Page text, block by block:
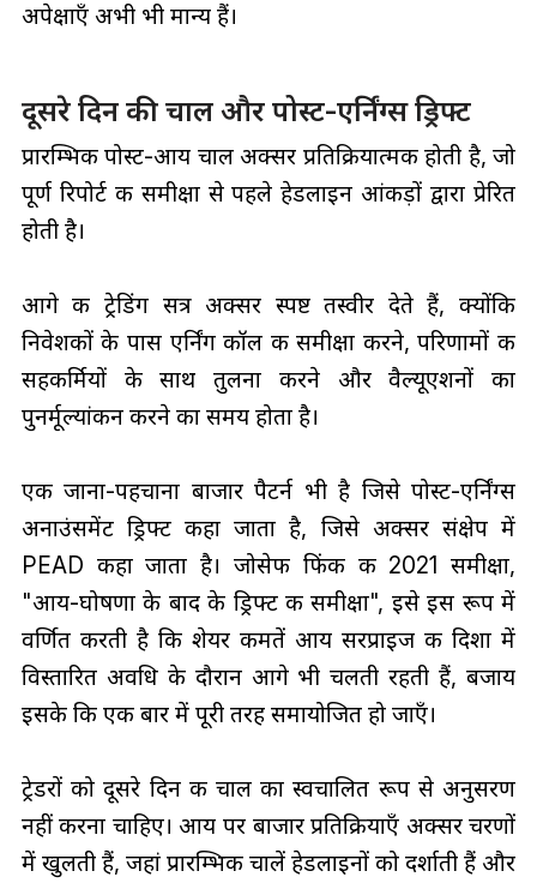
अपेक्षाएँ अभी भी मान्य हैं।
दूसरे दिन की चाल और पोस्ट-एर्निंग्स ड्रिफ्ट
प्रारम्भिक पोस्ट-आय चाल अक्सर प्रतिक्रियात्मक होती है, जो
पूर्ण रिपोर्ट की समीक्षा से पहले हेडलाइन आंकड़ों द्वारा प्रेरित
होती है।
आगे की ट्रेडिंग सत्र अक्सर स्पष्ट तस्वीर देते हैं, क्योंकि
निवेशकों के पास एर्निंग कॉल की समीक्षा करने, परिणामों की
सहकर्मियों के साथ तुलना करने और वैल्यूएशनों का
पुनर्मूल्यांकन करने का समय होता है।
एक जाना-पहचाना बाजार पैटर्न भी है जिसे पोस्ट-एर्निंग्स
अनाउंसमेंट ड्रिफ्ट कहा जाता है, जिसे अक्सर संक्षेप में
PEAD कहा जाता है। जोसेफ फिंक की 2021 समीक्षा,
"आय-घोषणा के बाद के ड्रिफ्ट की समीक्षा", इसे इस रूप में
वर्णित करती है कि शेयर कीमतें आय सरप्राइज की दिशा में
विस्तारित अवधि के दौरान आगे भी चलती रहती हैं, बजाय
इसके कि एक बार में पूरी तरह समायोजित हो जाएँ।
ट्रेडरों को दूसरे दिन की चाल का स्वचालित रूप से अनुसरण
नहीं करना चाहिए। आय पर बाजार प्रतिक्रियाएँ अक्सर चरणों
में खुलती हैं, जहां प्रारम्भिक चालें हेडलाइनों को दर्शाती हैं और